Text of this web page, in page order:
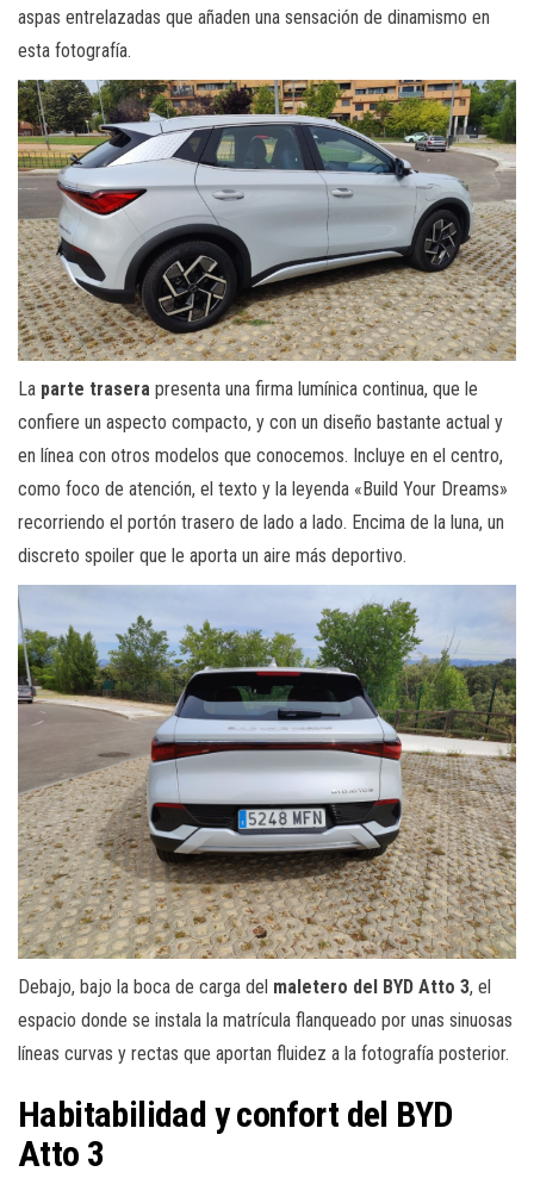
aspas entrelazadas que añaden una sensación de dinamismo en
esta fotografía.
La parte trasera presenta una firma lumínica continua, que le
confiere un aspecto compacto, y con un diseño bastante actual y
en línea con otros modelos que conocemos. Incluye en el centro,
como foco de atención, el texto y la leyenda «Build Your Dreams»
recorriendo el portón trasero de lado a lado. Encima de la luna, un
discreto spoiler que le aporta un aire más deportivo.
Debajo, bajo la boca de carga del maletero del BYD Atto 3, el
espacio donde se instala la matrícula flanqueado por unas sinuosas
líneas curvas y rectas que aportan fluidez a la fotografía posterior.
Habitabilidad y confort del BYD
Atto 3